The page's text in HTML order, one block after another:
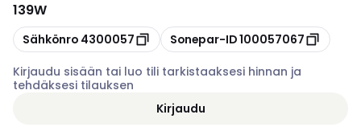
139W
Kopioi
Sähkönro 4300057 Kopioi
Sonepar-ID100057067
Kirjaudu sisään tai luo tili tarkistaaksesi hinnan ja
tehdäksesi tilauksen
Kirjaudu